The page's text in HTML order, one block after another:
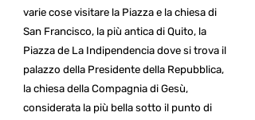
varie cose visitare la Piazza e la chiesa di
San Francisco, la più antica di Quito, la
Piazza de La Indipendencia dove si trova il
palazzo della Presidente della Repubblica,
la chiesa della Compagnia di Gesù,
considerata la più bella sotto il punto di